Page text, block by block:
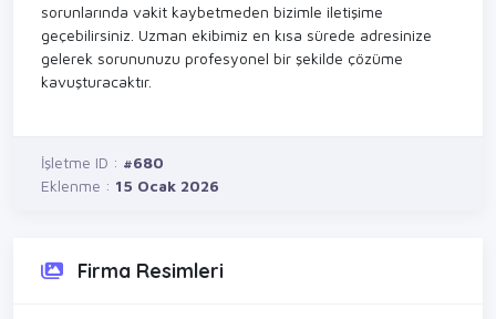
sorunlarında vakit kaybetmeden bizimle iletişime
geçebilirsiniz. Uzman ekibimiz en kısa sürede adresinize
gelerek sorununuzu profesyonel bir şekilde çözüme
kavuşturacaktır.
İşletme ID : #680
Eklenme : 15 Ocak 2026
Firma Resimleri